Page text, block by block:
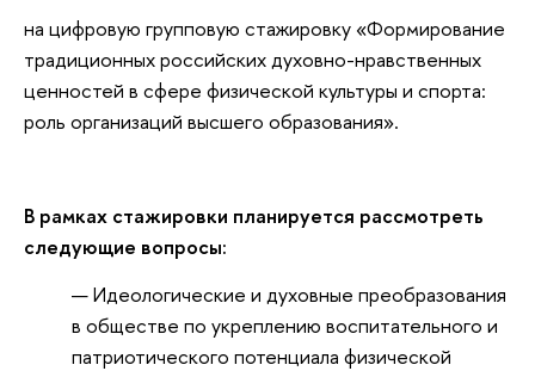
на цифровую групповую стажировку «Формирование
традиционных российских духовно-нравственных
ценностей в сфере физической культуры и спорта:
роль организаций высшего образования».
В рамках стажировки планируется рассмотреть
следующие вопросы:
Идеологические и духовные преобразования
в обществе по укреплению воспитательного и
патриотического потенциала физической